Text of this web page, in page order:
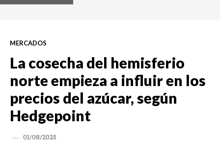
MERCADOS
La cosecha del hemisferio
norte empieza a influir en los
precios del azúcar, según
Hedgepoint
01/08/2025